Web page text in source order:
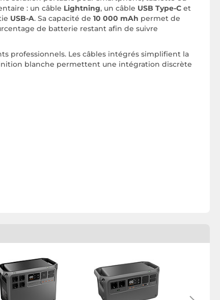
: un câble Lightning, un câble USB Type-C et
USB-A. Sa capacité de 10 000 mAh permet de
de batterie restant afin de suivre
professionnels. Les câbles intégrés simplifient la
blanche permettent une intégration discrète